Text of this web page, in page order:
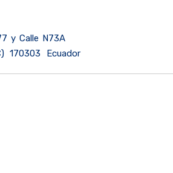
y Calle N73A
170303 Ecuador